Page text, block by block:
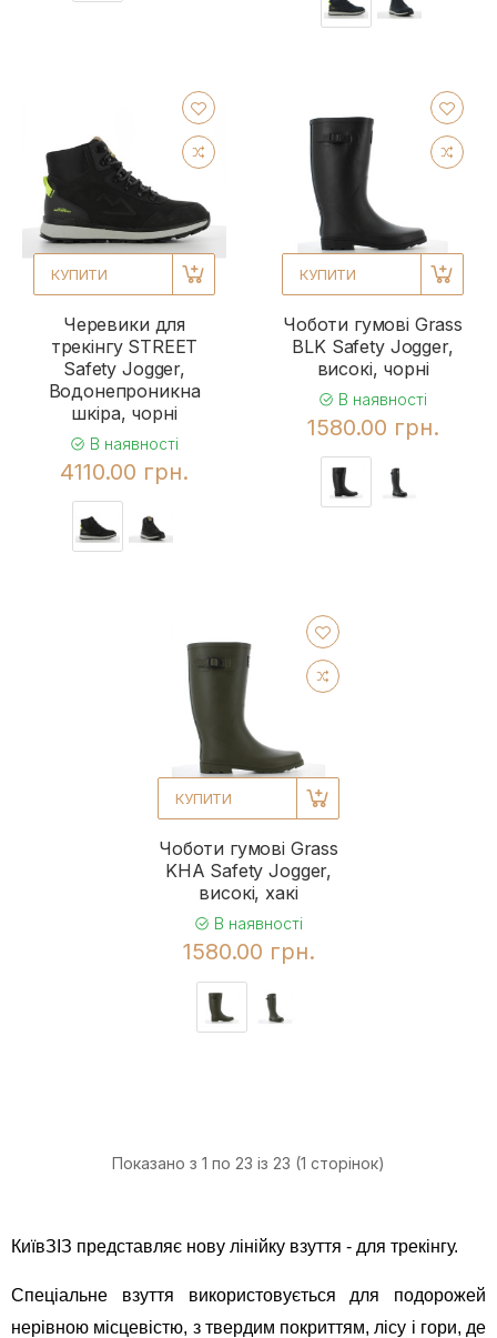
КУПИТИ
Черевики для
трекінгу STREET
Safety Jogger,
Водонепроникна
шкіра, чорні
В наявності
4110.00 грн.
КУПИТИ
Чоботи гумові Grass
BLK Safety Jogger,
високі, чорні
В наявності
1580.00 грн.
КУПИТИ
Чоботи гумові Grass
KHA Safety Jogger,
високі, хакі
В наявності
1580.00 грн.
Показано з 1 по 23 із 23 (1 сторінок)
КиївЗІЗ представляє нову лінійку взуття - для трекінгу.
Спеціальне взуття використовується для подорожей
нерівною місцевістю, з твердим покриттям, лісу і гори, де